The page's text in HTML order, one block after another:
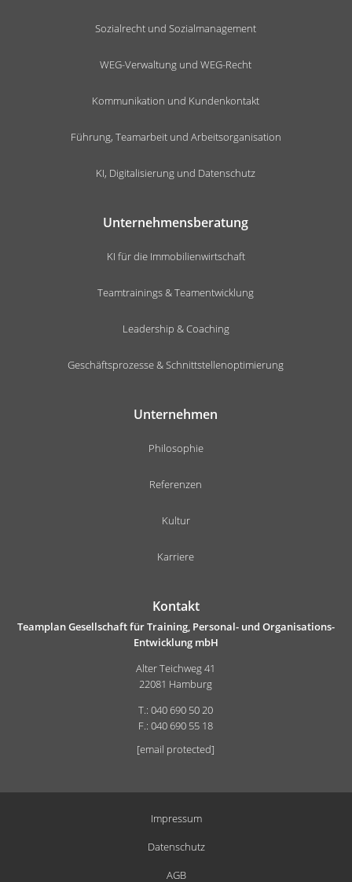
Sozialrecht und Sozialmanagement
WEG-Verwaltung und WEG-Recht
Kommunikation und Kundenkontakt
Führung, Teamarbeit und Arbeitsorganisation
KI, Digitalisierung und Datenschutz
Unternehmensberatung
KI für die Immobilienwirtschaft
Teamtrainings & Teamentwicklung
Leadership & Coaching
Geschäftsprozesse & Schnittstellenoptimierung
Unternehmen
Philosophie
Referenzen
Kultur
Karriere
Kontakt
Teamplan Gesellschaft für Training, Personal- und Organisations-
Entwicklung mbH
Alter Teichweg 41
22081 Hamburg
T.: 040 690 50 20
F.: 040 690 55 18
[email protected]
Impressum
Datenschutz
AGB